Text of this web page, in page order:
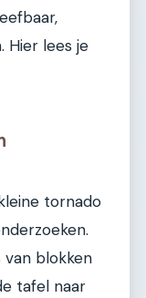
Hier lees je
tornado
van blokken
tafel naar